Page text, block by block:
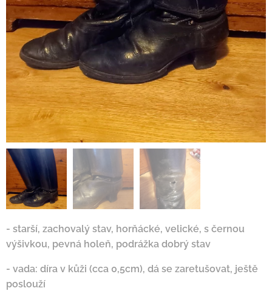
- starší, zachovalý stav, horňácké, velické, s černou
výšivkou, pevná holeň, podrážka dobrý stav
- vada: díra v kůži (cca 0,5cm), dá se zaretušovat, ještě
poslouží